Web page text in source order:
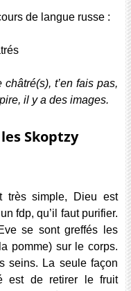
de langue russe :
t’en fais pas,
il y a des images.
Skoptzy
très simple, Dieu est
fdp, qu’il faut purifier.
se sont greffés les
pomme) sur le corps.
seins. La seule façon
est de retirer le fruit